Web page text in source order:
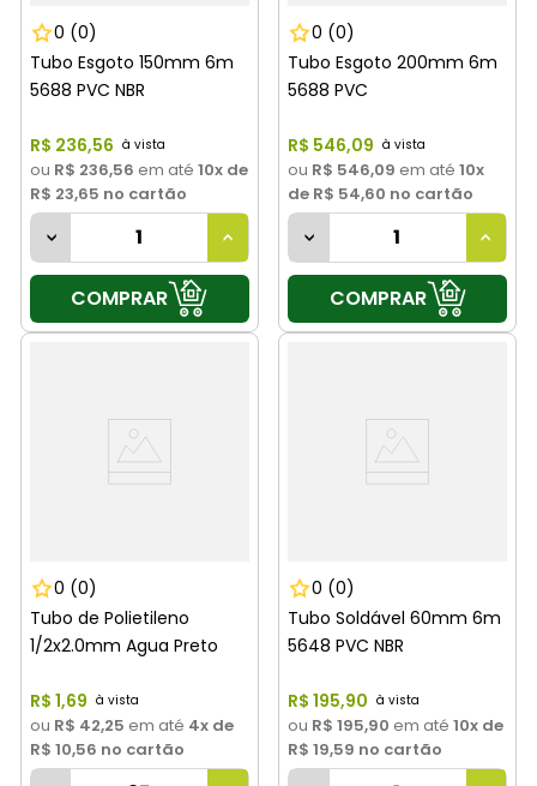
0 (0)
Tubo Esgoto 150mm 6m
5688 PVC NBR
R$ 236,56
ou R$ 236,56 em até 10x de
R$ 23,65 no cartão
COMPRAR
0 (0)
Tubo Esgoto 200mm 6m
5688 PVC
R$ 546,09
ou R$ 546,09 em até 10x
de R$ 54,60 no cartão
COMPRAR
0 (0)
Tubo de Polietileno
1/2x2.0mm Agua Preto
R$ 1,69
ou R$ 42,25 em até 4x de
R$ 10,56 no cartão
0 (0)
Tubo Soldável 60mm 6m
5648 PVC NBR
R$ 195,90
ou R$ 195,90 em até 10x de
R$ 19,59 no cartão